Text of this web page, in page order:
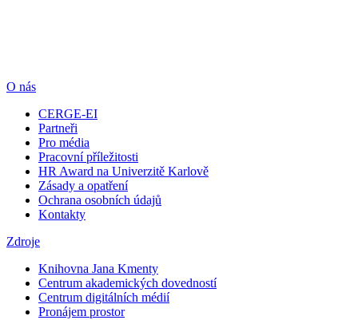
O nás
CERGE-EI
Partneři
Pro média
Pracovní příležitosti
HR Award na Univerzitě Karlově
Zásady a opatření
Ochrana osobních údajů
Kontakty
Zdroje
Knihovna Jana Kmenty
Centrum akademických dovedností
Centrum digitálních médií
Pronájem prostor